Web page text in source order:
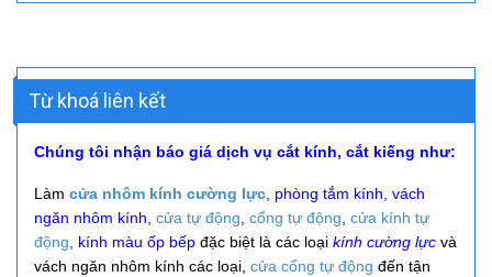
Từ khoá liên kết
Chúng tôi nhận báo giá dịch vụ cắt kính, cắt kiếng như:
Làm cửa nhôm kính cường lực, phòng tắm kính, vách
ngăn nhôm kính, cửa tự động, cổng tự động, cửa kính tự
động, kính màu ốp bếp đặc biệt là các loại kính cường lực và
vách ngăn nhôm kính các loại, cửa cổng tự động đến tận